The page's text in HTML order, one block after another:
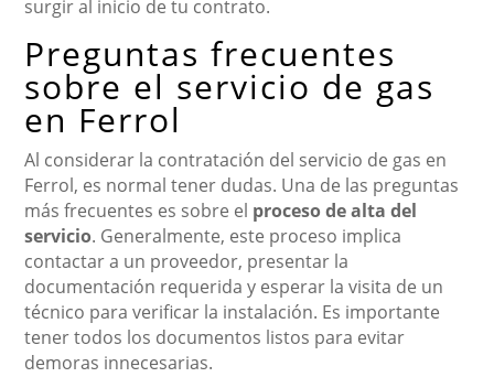
surgir al inicio de tu contrato.
Preguntas frecuentes
sobre el servicio de gas
en Ferrol
Al considerar la contratación del servicio de gas en
Ferrol, es normal tener dudas. Una de las preguntas
más frecuentes es sobre el proceso de alta del
servicio. Generalmente, este proceso implica
contactar a un proveedor, presentar la
documentación requerida y esperar la visita de un
técnico para verificar la instalación. Es importante
tener todos los documentos listos para evitar
demoras innecesarias.